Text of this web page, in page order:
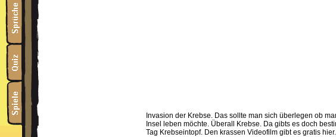
Invasion der Krebse. Das sollte man sich überlegen ob
Insel leben möchte. Überall Krebse. Da gibts es doch
Tag Krebseintopf. Den krassen Videofilm gibt es gratis hier.